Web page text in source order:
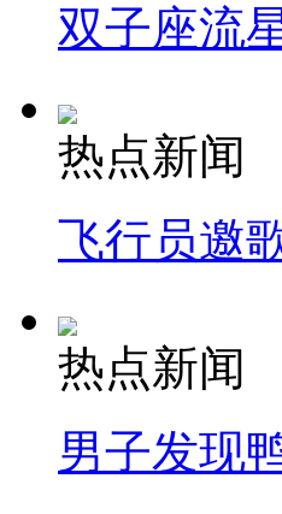
双子座流
热点新闻
飞行员邀
热点新闻
男子发现